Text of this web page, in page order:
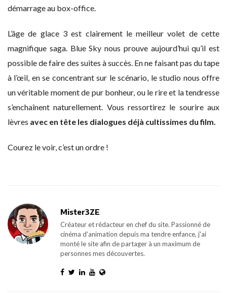
démarrage au box-office.
L’âge de glace 3 est clairement le meilleur volet de cette
magnifique saga. Blue Sky nous prouve aujourd’hui qu’il est
possible de faire des suites à succès. En ne faisant pas du tape
à l’œil, en se concentrant sur le scénario, le studio nous offre
un véritable moment de pur bonheur, ou le rire et la tendresse
s’enchaînent naturellement. Vous ressortirez le sourire aux
lèvres avec en tête les dialogues déjà cultissimes du film.
Courez le voir, c’est un ordre !
Mister3ZE
Créateur et rédacteur en chef du site. Passionné de
cinéma d'animation depuis ma tendre enfance, j'ai
monté le site afin de partager à un maximum de
personnes mes découvertes.